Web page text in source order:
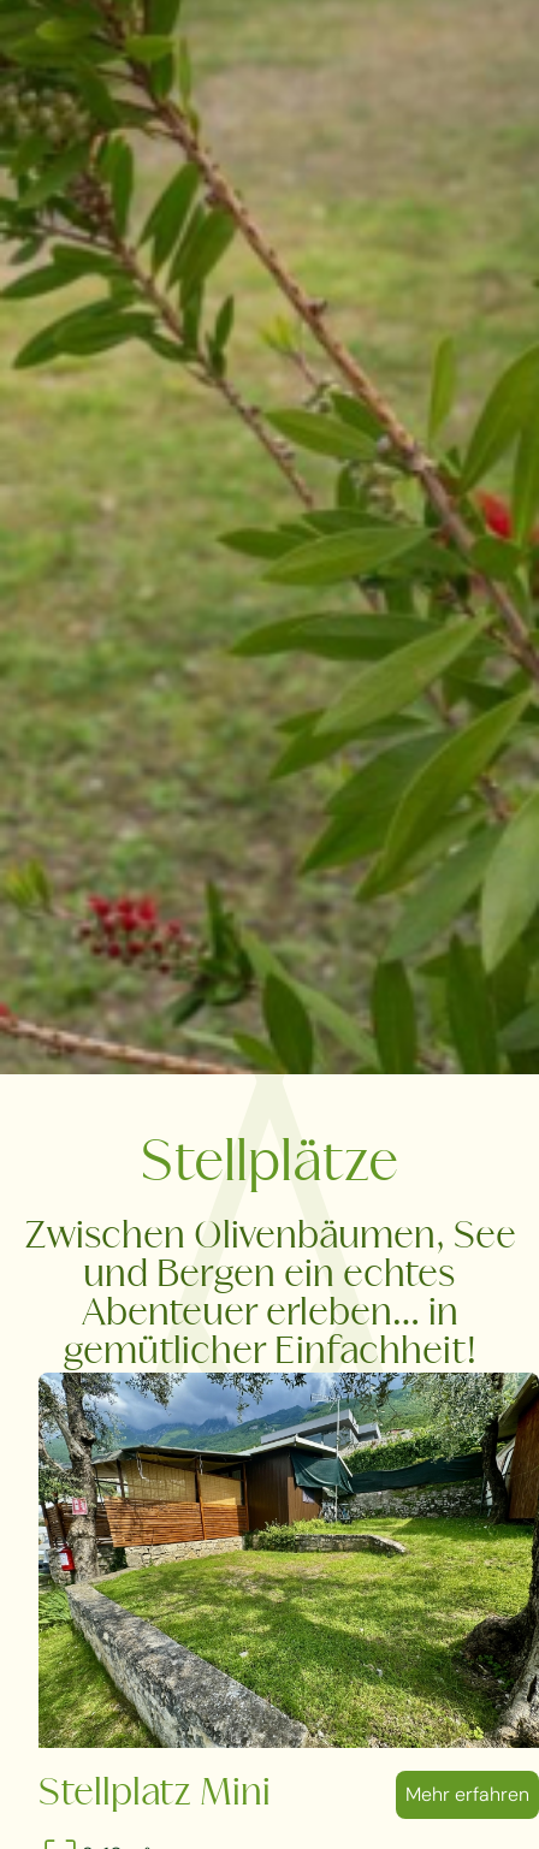
Stellplätze
Zwischen Olivenbäumen, See
und Bergen ein echtes
Abenteuer erleben… in
gemütlicher Einfachheit!
Stellplatz Mini Mehr erfahren